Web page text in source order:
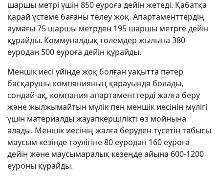
шаршы метрі үшін 850 еуроға дейін жетеді. Қабатқа
қарай үстеме бағаны төлеу жоқ. Апартаменттердің
аумағы 75 шаршы метрден 195 шаршы метрге дейін
құрайды. Коммуналдық төлемдер жылына 380
еуродан 500 еуроға дейін құрайды.
Меншік иесі үйінде жоқ болған уақытта пәтер
басқарушы компанияның қарауында болады,
сондай-ақ, компания апартаменттерді жалға беру
және жылжымайтын мүлік пен меншік иесінің мүлігі
үшін материалды жауапкершілікті өз мойнына
алады. Меншік иесінің жалға беруден түсетін табысы
маусым кезінде тәулігіне 80 еуродан 160 еуроға
дейін және маусымаралық кезеңде айына 600-1200
еуроны құрайды.